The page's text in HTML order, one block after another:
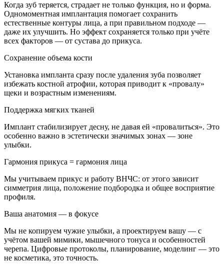
Когда зуб теряется, страдает не только функция, но и форма.
Одномоментная имплантация помогает сохранить
естественные контуры лица, а при правильном подходе —
даже их улучшить. Но эффект сохраняется только при учёте
всех факторов — от сустава до прикуса.
Сохранение объема кости
Установка импланта сразу после удаления зуба позволяет
избежать костной атрофии, которая приводит к «провалу»
щеки и возрастным изменениям.
Поддержка мягких тканей
Имплант стабилизирует десну, не давая ей «провалиться». Это
особенно важно в эстетически значимых зонах — зоне
улыбки.
Гармония прикуса = гармония лица
Мы учитываем прикус и работу ВНЧС: от этого зависит
симметрия лица, положение подбородка и общее восприятие
профиля.
Ваша анатомия — в фокусе
Мы не копируем чужие улыбки, а проектируем вашу — с
учётом вашей мимики, мышечного тонуса и особенностей
черепа. Цифровые протоколы, планирование, моделинг — это
не косметика, это точность.